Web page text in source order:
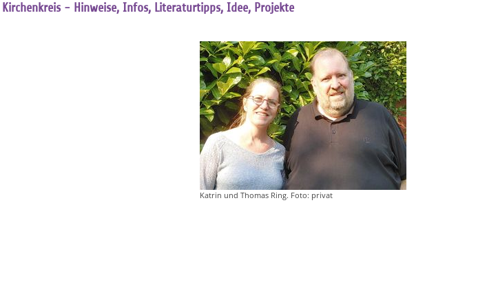
Kirchenkreis - Hinweise, Infos, Literaturtipps, Idee, Projekte
Katrin und Thomas Ring. Foto: privat